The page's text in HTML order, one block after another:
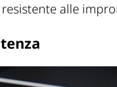
alle